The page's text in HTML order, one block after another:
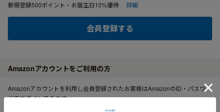
新規登録500ポイント・お誕生日10%優待 詳細
会員登録する
Amazonアカウントをご利用の方
Amazonアカウントを利用し会員登録されたお客様はAmazonのID・パスワー
ドでログインできます。